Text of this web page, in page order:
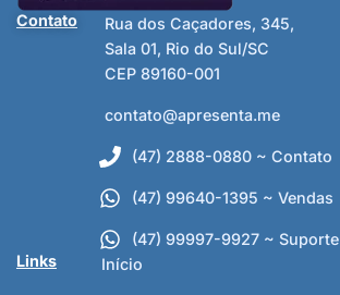
Contato
Rua dos Caçadores, 345,
Sala 01, Rio do Sul/SC
CEP 89160-001
contato@apresenta.me
(47) 2888-0880 ~ Contato
(47) 99640-1395 ~ Vendas
(47) 99997-9927 ~ Suporte
Links
Início